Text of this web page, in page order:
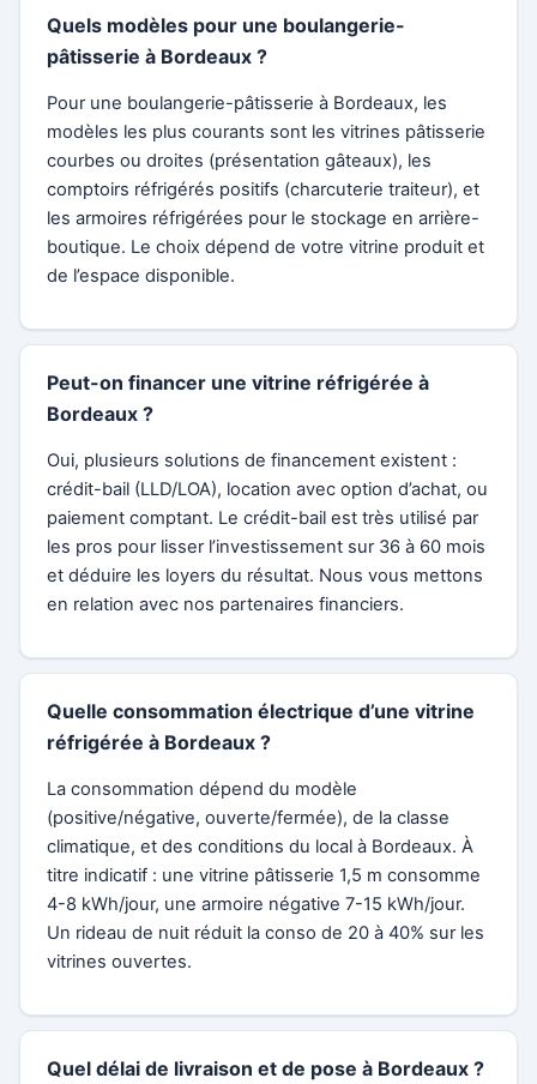
Quels modèles pour une boulangerie-
pâtisserie à Bordeaux ?
Pour une boulangerie-pâtisserie à Bordeaux, les
modèles les plus courants sont les vitrines pâtisserie
courbes ou droites (présentation gâteaux), les
comptoirs réfrigérés positifs (charcuterie traiteur), et
les armoires réfrigérées pour le stockage en arrière-
boutique. Le choix dépend de votre vitrine produit et
de l’espace disponible.
Peut-on financer une vitrine réfrigérée à
Bordeaux ?
Oui, plusieurs solutions de financement existent :
crédit-bail (LLD/LOA), location avec option d’achat, ou
paiement comptant. Le crédit-bail est très utilisé par
les pros pour lisser l’investissement sur 36 à 60 mois
et déduire les loyers du résultat. Nous vous mettons
en relation avec nos partenaires financiers.
Quelle consommation électrique d’une vitrine
réfrigérée à Bordeaux ?
La consommation dépend du modèle
(positive/négative, ouverte/fermée), de la classe
climatique, et des conditions du local à Bordeaux. À
titre indicatif : une vitrine pâtisserie 1,5 m consomme
4-8 kWh/jour, une armoire négative 7-15 kWh/jour.
Un rideau de nuit réduit la conso de 20 à 40% sur les
vitrines ouvertes.
Quel délai de livraison et de pose à Bordeaux ?